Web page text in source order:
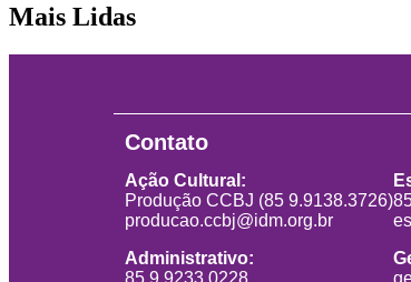
Mais Lidas
Contato
Ação Cultural:
Produção CCBJ (85 9.9138.3726)
producao.ccbj@idm.org.br
Administrativo:
85 9.9233.0228